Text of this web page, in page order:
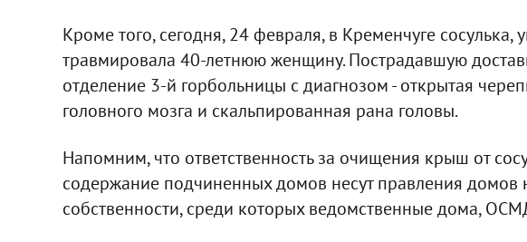
Кроме того, сегодня, 24 февраля, в Кременчуге сосулька,
травмировала 40-летнюю женщину. Пострадавшую
отделение 3-й горбольницы с диагнозом - открытая
головного мозга и скальпированная рана головы.
Напомним, что ответственность за очищения крыш от
содержание подчиненных домов несут правления
собственности, среди которых ведомственные дома,